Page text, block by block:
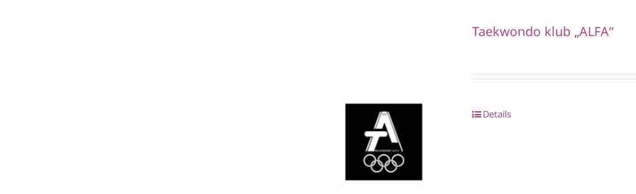
Taekwondo klub „ALFA“
Details